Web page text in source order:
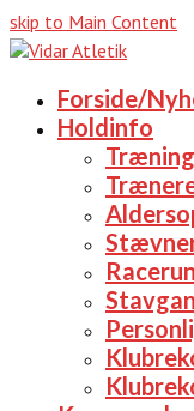
skip to Main Content
Forside/
Holdinfo